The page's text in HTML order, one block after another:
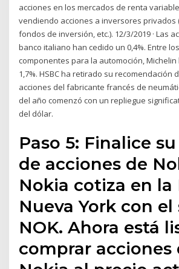
acciones en los mercados de renta
vendiendo acciones a inversores privados
fondos de inversión, etc.). 12/3/2019 · Las
banco italiano han cedido un 0,4%. Entre
componentes para la automoción,
1,7%. HSBC ha retirado su recomendación
acciones del fabricante francés de
del año comenzó con un repliegue
del dólar.
Paso 5: Finalice
de acciones de
Nokia cotiza en la
Nueva York con
NOK. Ahora está
comprar acciones